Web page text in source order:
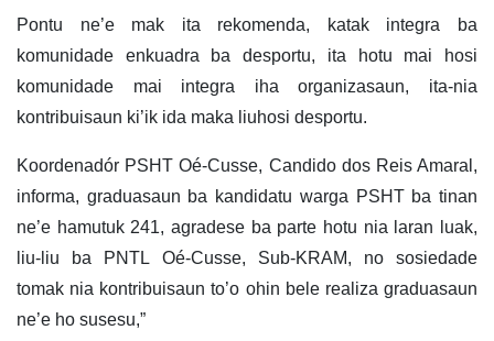
Pontu ne’e mak ita rekomenda, katak integra ba
komunidade enkuadra ba desportu, ita hotu mai hosi
komunidade mai integra iha organizasaun, ita-nia
kontribuisaun ki’ik ida maka liuhosi desportu.
Koordenadór PSHT Oé-Cusse, Candido dos Reis Amaral,
informa, graduasaun ba kandidatu warga PSHT ba tinan
ne’e hamutuk 241, agradese ba parte hotu nia laran luak,
liu-liu ba PNTL Oé-Cusse, Sub-KRAM, no sosiedade
tomak nia kontribuisaun to’o ohin bele realiza graduasaun
ne’e ho susesu,”